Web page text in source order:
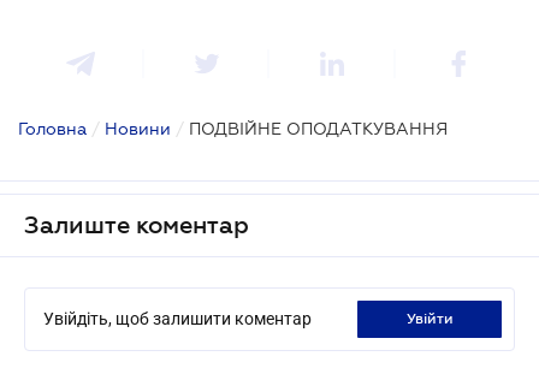
Головна / Новини / ПОДВІЙНЕ ОПОДАТКУВАННЯ
Залиште коментар
Увійдіть, щоб залишити коментар увійти